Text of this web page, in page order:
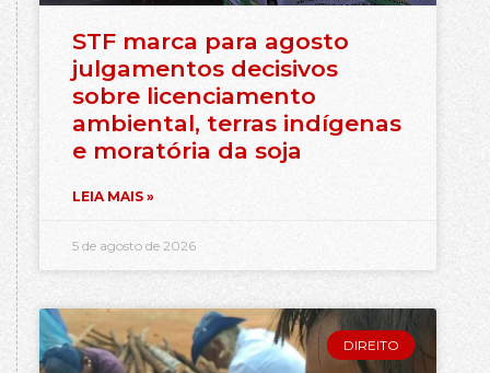
STF marca para agosto
julgamentos decisivos
sobre licenciamento
ambiental, terras indígenas
e moratória da soja
LEIA MAIS »
5 de agosto de 2026
DIREITO